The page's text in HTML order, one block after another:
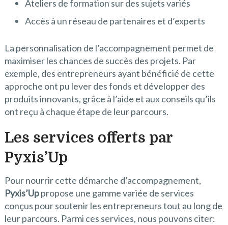
Ateliers de formation sur des sujets variés
Accès à un réseau de partenaires et d’experts
La personnalisation de l’accompagnement permet de
maximiser les chances de succès des projets. Par
exemple, des entrepreneurs ayant bénéficié de cette
approche ont pu lever des fonds et développer des
produits innovants, grâce à l’aide et aux conseils qu’ils
ont reçu à chaque étape de leur parcours.
Les services offerts par
Pyxis’Up
Pour nourrir cette démarche d’accompagnement,
Pyxis’Uppropose une gamme variée de services
conçus pour soutenir les entrepreneurs tout au long de
leur parcours. Parmi ces services, nous pouvons citer: